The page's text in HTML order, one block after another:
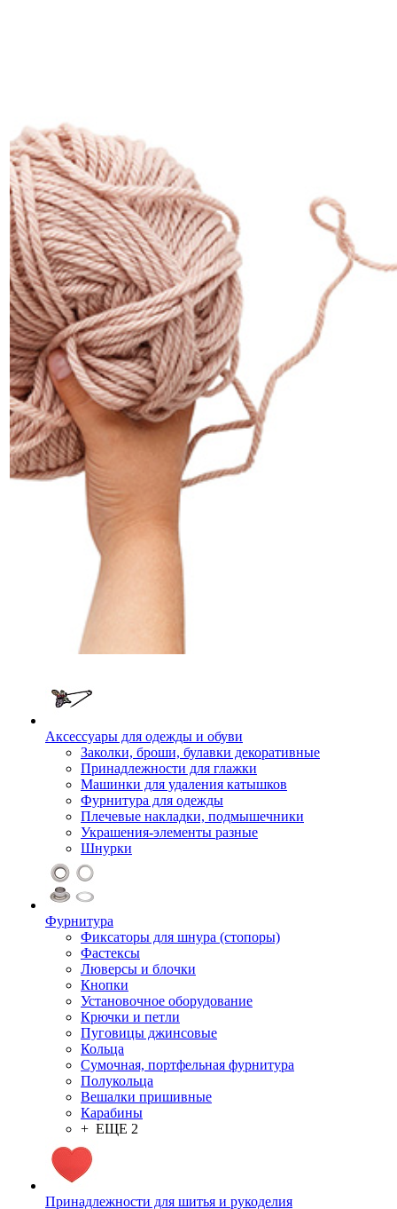
Аксессуары для одежды и обуви
Заколки, броши, булавки декоративные
Принадлежности для глажки
Машинки для удаления катышков
Фурнитура для одежды
Плечевые накладки, подмышечники
Украшения-элементы разные
Шнурки
Фурнитура
Фиксаторы для шнура (стопоры)
Фастексы
Люверсы и блочки
Кнопки
Установочное оборудование
Крючки и петли
Пуговицы джинсовые
Кольца
Сумочная, портфельная фурнитура
Полукольца
Вешалки пришивные
Карабины
+ ЕЩЕ 2
Принадлежности для шитья и рукоделия